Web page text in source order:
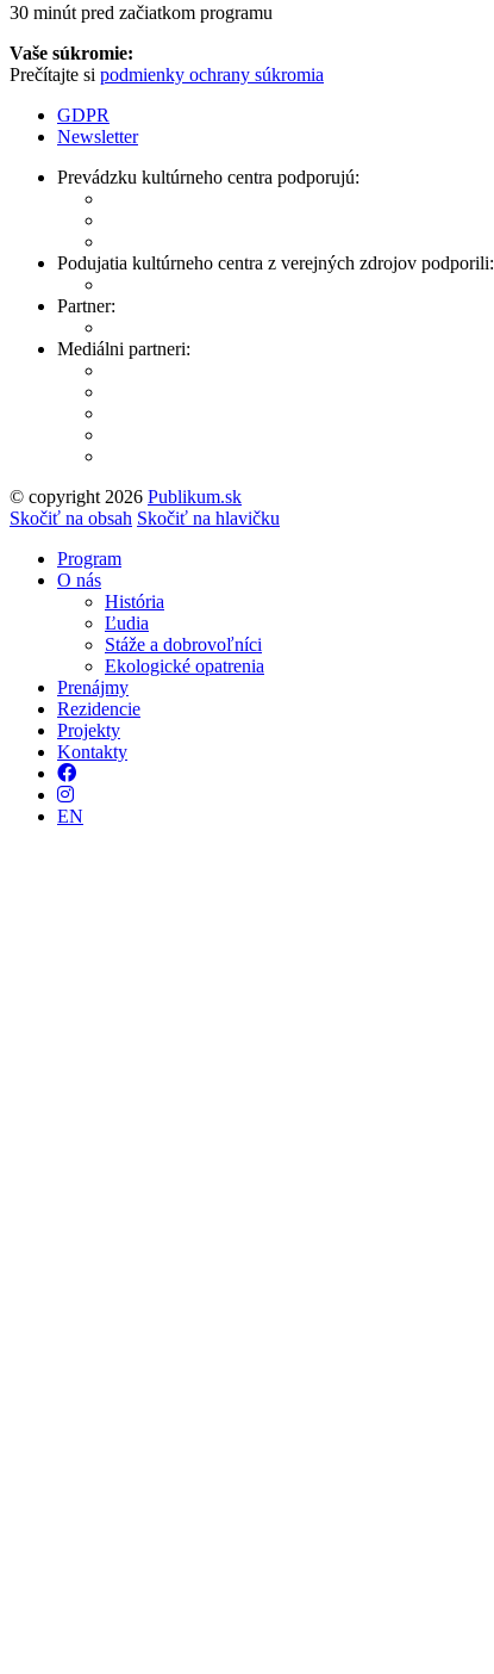
30 minút pred začiatkom programu
Vaše súkromie:
Prečítajte si podmienky ochrany súkromia
GDPR
Newsletter
Prevádzku kultúrneho centra podporujú:
Podujatia kultúrneho centra z verejných zdrojov podporili:
Partner:
Mediálni partneri:
© copyright 2026 Publikum.sk
Tvorba stránok: Enjoy
Skočiť na obsah Skočiť na hlavičku
Program
O nás
História
Ľudia
Stáže a dobrovoľníci
Ekologické opatrenia
Prenájmy
Rezidencie
Projekty
Kontakty
Facebook
Instagram
EN